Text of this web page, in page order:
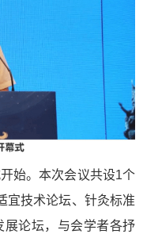
始。本次会议共设1个
宜技术论坛、针灸标准
展论坛，与会学者各抒